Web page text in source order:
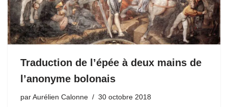
Traduction de l’épée à deux mains de
l’anonyme bolonais
par Aurélien Calonne 30 octobre 2018